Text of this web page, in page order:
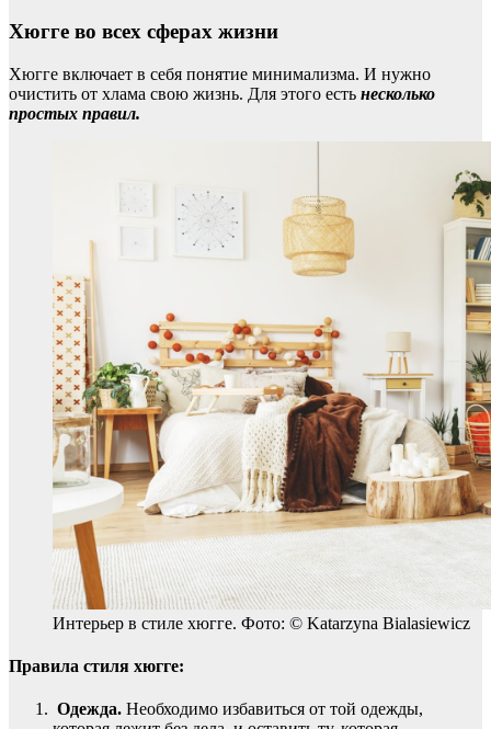
Хюгге во всех сферах жизни
Хюгге включает в себя понятие минимализма. И нужно
очистить от хлама свою жизнь. Для этого есть несколько
простых правил.
Интерьер в стиле хюгге. Фото: © Katarzyna Bialasiewicz
Правила стиля хюгге:
Одежда. Необходимо избавиться от той одежды,